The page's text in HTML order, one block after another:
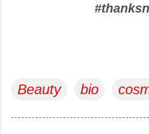
Beauty bio